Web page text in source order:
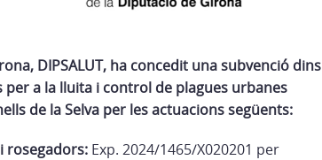
DIPSALUT, ha concedit una subvenció dins
a la lluita i control de plagues urbanes
de la Selva per les actuacions següents:
rosegadors: Exp. 2024/1465/X020201 per